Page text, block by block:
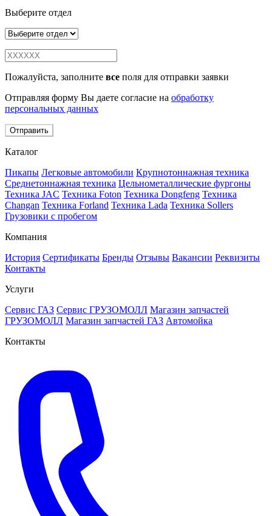
Выберите отдел
Пожалуйста, заполните все поля для отправки заявки
Отправляя форму Вы даете согласие на обработку
персональных данных
Отправить
Каталог
Пикапы Легковые автомобили Крупнотоннажная техника
Среднетоннажная техника Цельнометаллические фургоны
Техника JAC Техника Foton Техника Dongfeng Техника
Changan Техника Forland Техника Lada Техника Sollers
Грузовики с пробегом
Компания
История Сертификаты Бренды Отзывы Вакансии Реквизиты
Контакты
Услуги
Сервис ГАЗ Сервис ГРУЗОМОЛЛ Магазин запчастей
ГРУЗОМОЛЛ Магазин запчастей ГАЗ Автомойка
Контакты